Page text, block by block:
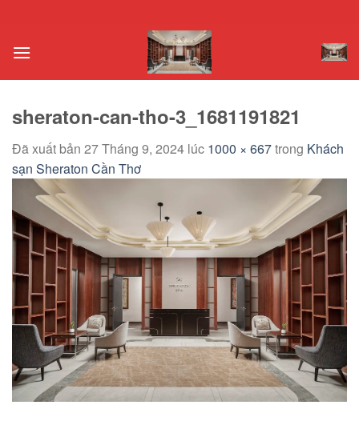
nội
sheraton-can-tho-3_1681191821
Đã xuất bản 27 Tháng 9, 2024 lúc 1000 × 667trong Khách
sạn Sheraton Cần Thơ